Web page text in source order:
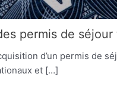
permis de séjour
d’un permis de
et […]